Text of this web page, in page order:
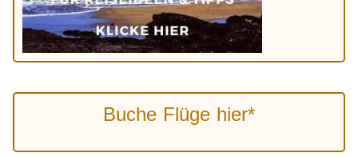
Buche Flüge hier*